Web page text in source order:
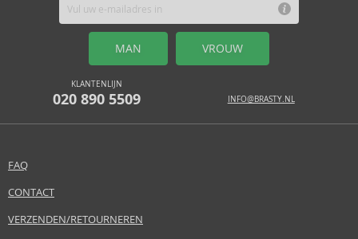
MAN VROUW
KLANTENLIJN
020 890 5509 INFO@BRASTY.NL
FAQ
CONTACT
VERZENDEN/RETOURNEREN